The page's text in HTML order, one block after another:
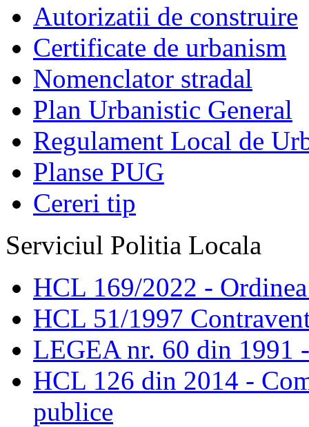
Autorizatii de construire
Certificate de urbanism
Nomenclator stradal
Plan Urbanistic General
Regulament Local de
Planse PUG
Cereri tip
Serviciul Politia Locala
HCL 169/2022 -
HCL 51/1997
LEGEA nr. 60 din 1991
HCL 126 din 2014 -
publice